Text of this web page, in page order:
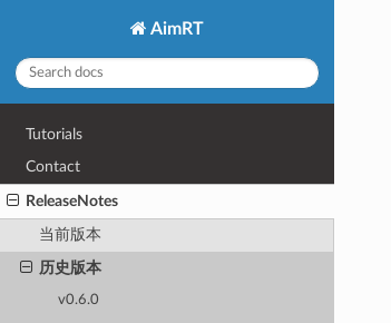
AimRT
Tutorials
Contact
ReleaseNotes
当前版本
历史版本
v0.6.0